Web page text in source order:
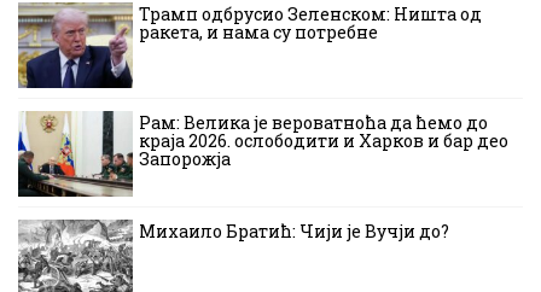
Трамп одбрусио Зеленском: Ништа од
ракета, и нама су потребне
Рам: Велика је вероватноћа да ћемо до
краја 2026. ослободити и Харков и бар део
Запорожја
Михаило Братић: Чији је Вучји до?